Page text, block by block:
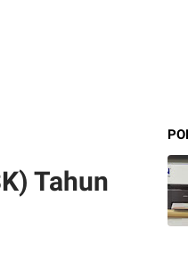
Tahun